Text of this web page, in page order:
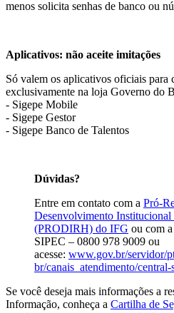
menos solicita senhas de banco ou
Aplicativos: não aceite imitações
Só valem os aplicativos oficiais para
exclusivamente na loja Governo do
- Sigepe Mobile
- Sigepe Gestor
- Sigepe Banco de Talentos
Dúvidas?
Entre em contato com a Pró-
Desenvolvimento Institucional
(PRODIRH) do IFG ou com
SIPEC – 0800 978 9009 ou
acesse: www.gov.br/servidor/
br/canais_atendimento/central-
Se você deseja mais informações a
Informação, conheça a Cartilha de